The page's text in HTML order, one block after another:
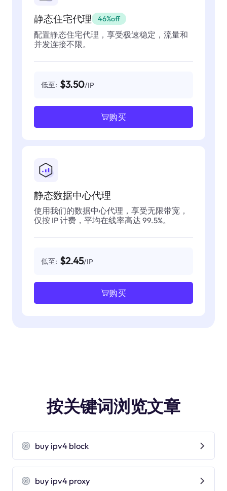
静态住宅代理 46%off
配置静态住宅代理，享受极速稳定，流量和
并发连接不限。
低至: $3.50/IP
购买
静态数据中心代理
使用我们的数据中心代理，享受无限带宽，
仅按 IP 计费，平均在线率高达 99.5%。
低至: $2.45/IP
购买
按关键词浏览文章
buy ipv4 block
buy ipv4 proxy